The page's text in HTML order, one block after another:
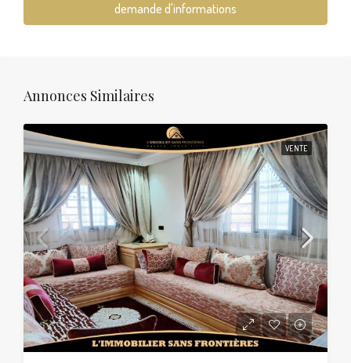
demande d'informations
Annonces Similaires
VENTE